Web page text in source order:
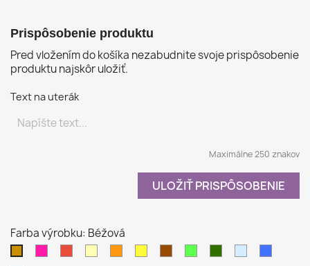
Prispôsobenie produktu
Pred vložením do košíka nezabudnite svoje prispôsobenie
produktu najskôr uložiť.
Text na uterák
Maximálne 250 znakov
ULOŽIŤ PRISPÔSOBENIE
Farba výrobku: Béžová